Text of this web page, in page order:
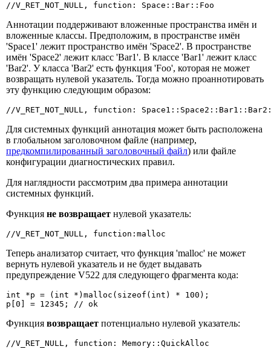
//V_RET_NOT_NULL, function: Space::Bar::Foo
Аннотации поддерживают вложенные пространства имён и
вложенные классы. Предположим, в пространстве имён
'Space1' лежит пространство имён 'Space2'. В пространстве
имён 'Space2' лежит класс 'Bar1'. В классе 'Bar1' лежит класс
'Bar2'. У класса 'Bar2' есть функция 'Foo', которая не может
возвращать нулевой указатель. Тогда можно проаннотировать
эту функцию следующим образом:
//V_RET_NOT_NULL, function:
Для системных функций аннотация может быть расположена
в глобальном заголовочном файле (например,
предкомпилированный заголовочный файл) или файле
конфигурации диагностических правил.
Для наглядности рассмотрим два примера аннотации
системных функций.
Функция не возвращает нулевой указатель:
//V_RET_NOT_NULL, function:malloc
Теперь анализатор считает, что функция 'malloc' не может
вернуть нулевой указатель и не будет выдавать
предупреждение V522 для следующего фрагмента кода:
int *p = (int *)malloc(sizeof(int) * 100);
p[0] = 12345; // ok
Функция возвращает потенциально нулевой указатель:
//V_RET_NULL, function: Memory::QuickAlloc